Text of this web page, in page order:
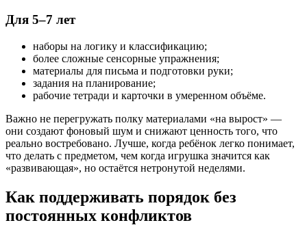
Для 5–7 лет
наборы на логику и классификацию;
более сложные сенсорные упражнения;
материалы для письма и подготовки руки;
задания на планирование;
рабочие тетради и карточки в умеренном объёме.
Важно не перегружать полку материалами «на вырост» —
они создают фоновый шум и снижают ценность того, что
реально востребовано. Лучше, когда ребёнок легко понимает,
что делать с предметом, чем когда игрушка значится как
«развивающая», но остаётся нетронутой неделями.
Как поддерживать порядок без
постоянных конфликтов